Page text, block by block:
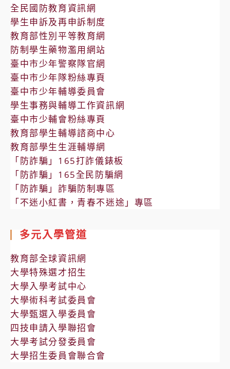
全民國防教育資訊網
學生申訴及再申訴制度
教育部性別平等教育網
防制學生藥物濫用網站
臺中市少年警察隊官網
臺中市少年隊粉絲專頁
臺中市少年輔導委員會
學生事務與輔導工作資訊網
臺中市少輔會粉絲專頁
教育部學生輔導諮商中心
教育部學生生涯輔導網
「防詐騙」165打詐儀錶板
「防詐騙」165全民防騙網
「防詐騙」詐騙防制專區
「不迷小紅書，青春不迷途」專區
多元入學管道
教育部全球資訊網
大學特殊選才招生
大學入學考試中心
大學術科考試委員會
大學甄選入學委員會
四技申請入學聯招會
大學考試分發委員會
大學招生委員會聯合會